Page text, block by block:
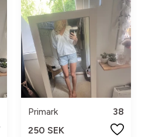
Primark
38
250 SEK